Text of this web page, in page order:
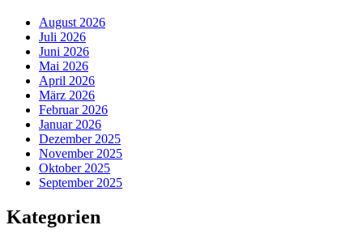
August 2026
Juli 2026
Juni 2026
Mai 2026
April 2026
März 2026
Februar 2026
Januar 2026
Dezember 2025
November 2025
Oktober 2025
September 2025
Kategorien